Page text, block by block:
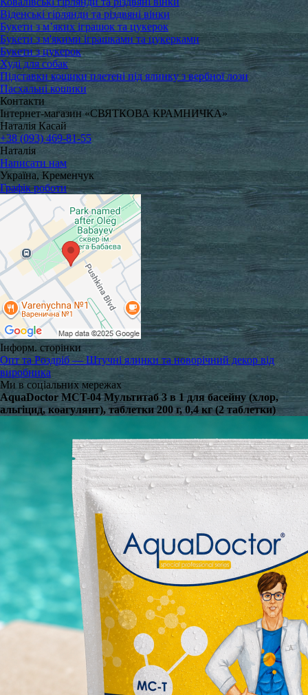
Віденські гірлянди та різдвяні вінки
Букети з м’яких іграшок та цукерок
Букети з м'якими іграшками та цукерками
Букети з цукерок
Худі для собак
Підставки кошики плетені під ялинку з вербної лози
Пасхальні кошики
Контакти
Інтернет-магазин «СВЯТКОВА КРАМНИЧКА»
Наталія Касай
+38 (093) 469-81-55
Наталія
Написати нам
Україна, Кременчук
Графік роботи
Інформ. сторінки
Опт та Роздріб — Штучні ялинки та новорічний декор від
виробника
Ми в соціальних мережах
AquaDoctor MCT-04 Мультитаб 3 в 1 для басейну (хлор,
альгіцид, коагулянт), таблетки 200 г, 0,4 кг (2 таблетки)